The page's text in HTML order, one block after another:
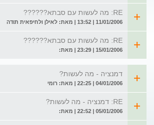
RE: מה לעשות עם סבתא??????
11/01/2006 | 13:52 | מאת: לאילן ולחיפאית תודה
RE: מה לעשות עם סבתא??????
15/01/2006 | 23:29 | מאת:
דמנציה - מה לעשות?
04/01/2006 | 22:25 | מאת: רומי
RE: דמנציה - מה לעשות?
05/01/2006 | 22:52 | מאת: